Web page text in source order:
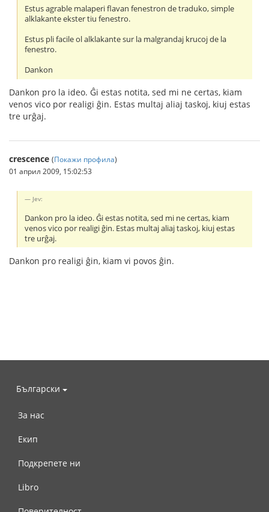
Estus agrable malaperi flavan fenestron de traduko, simple
alklakante ekster tiu fenestro.
Estus pli facile ol alklakante sur la malgrandaj krucoj de la
fenestro.
Dankon
Dankon pro la ideo. Ĝi estas notita, sed mi ne certas, kiam
venos vico por realigi ĝin. Estas multaj aliaj taskoj, kiuj estas
tre urĝaj.
crescence (Покажи профила)
01 април 2009, 15:02:53
Jev:
Dankon pro la ideo. Ĝi estas notita, sed mi ne certas, kiam
venos vico por realigi ĝin. Estas multaj aliaj taskoj, kiuj estas
tre urĝaj.
Dankon pro realigi ĝin, kiam vi povos ĝin.
Български
За нас
Екип
Подкрепете ни
Libro